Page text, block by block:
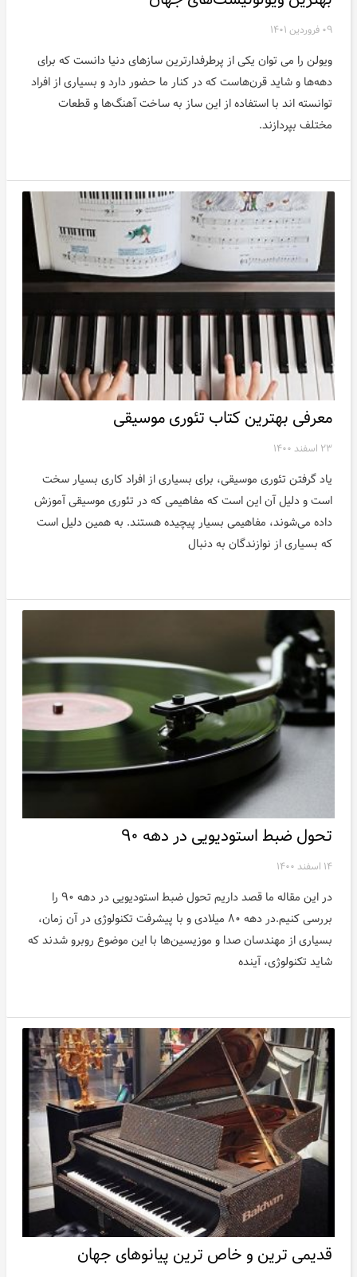
۰۹ فروردین ۱۴۰۱
ویولن را می توان یکی از پرطرفدارترین سازهای دنیا دانست که برای
دهه‌ها و شاید قرن‌هاست که در کنار ما حضور دارد و بسیاری از افراد
توانسته اند با استفاده از این ساز به ساخت آهنگ‌ها و قطعات
مختلف بپردازند.
معرفی بهترین کتاب تئوری موسیقی
۲۳ اسفند ۱۴۰۰
یاد گرفتن تئوری موسیقی، برای بسیاری از افراد کاری بسیار سخت
است و دلیل آن این است که مفاهیمی که در تئوری موسیقی آموزش
داده می‌شوند، مفاهیمی بسیار پیچیده هستند. به همین دلیل است
که بسیاری از نوازندگان به دنبال
تحول ضبط استودیویی در دهه ۹۰
۱۴ اسفند ۱۴۰۰
در این مقاله ما قصد داریم تحول ضبط استودیویی در دهه ۹۰ را
بررسی کنیم.در دهه ۸۰ میلادی و با پیشرفت تکنولوژی در آن زمان،
بسیاری از مهندسان صدا و موزیسین‌ها با این موضوع روبرو شدند که
شاید تکنولوژی، آینده
قدیمی ترین و خاص ترین پیانوهای جهان